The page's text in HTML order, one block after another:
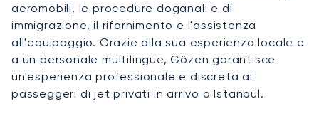
aeromobili, le procedure doganali e di
immigrazione, il rifornimento e l'assistenza
all'equipaggio. Grazie alla sua esperienza locale e
a un personale multilingue, Gözen garantisce
un'esperienza professionale e discreta ai
passeggeri di jet privati in arrivo a Istanbul.